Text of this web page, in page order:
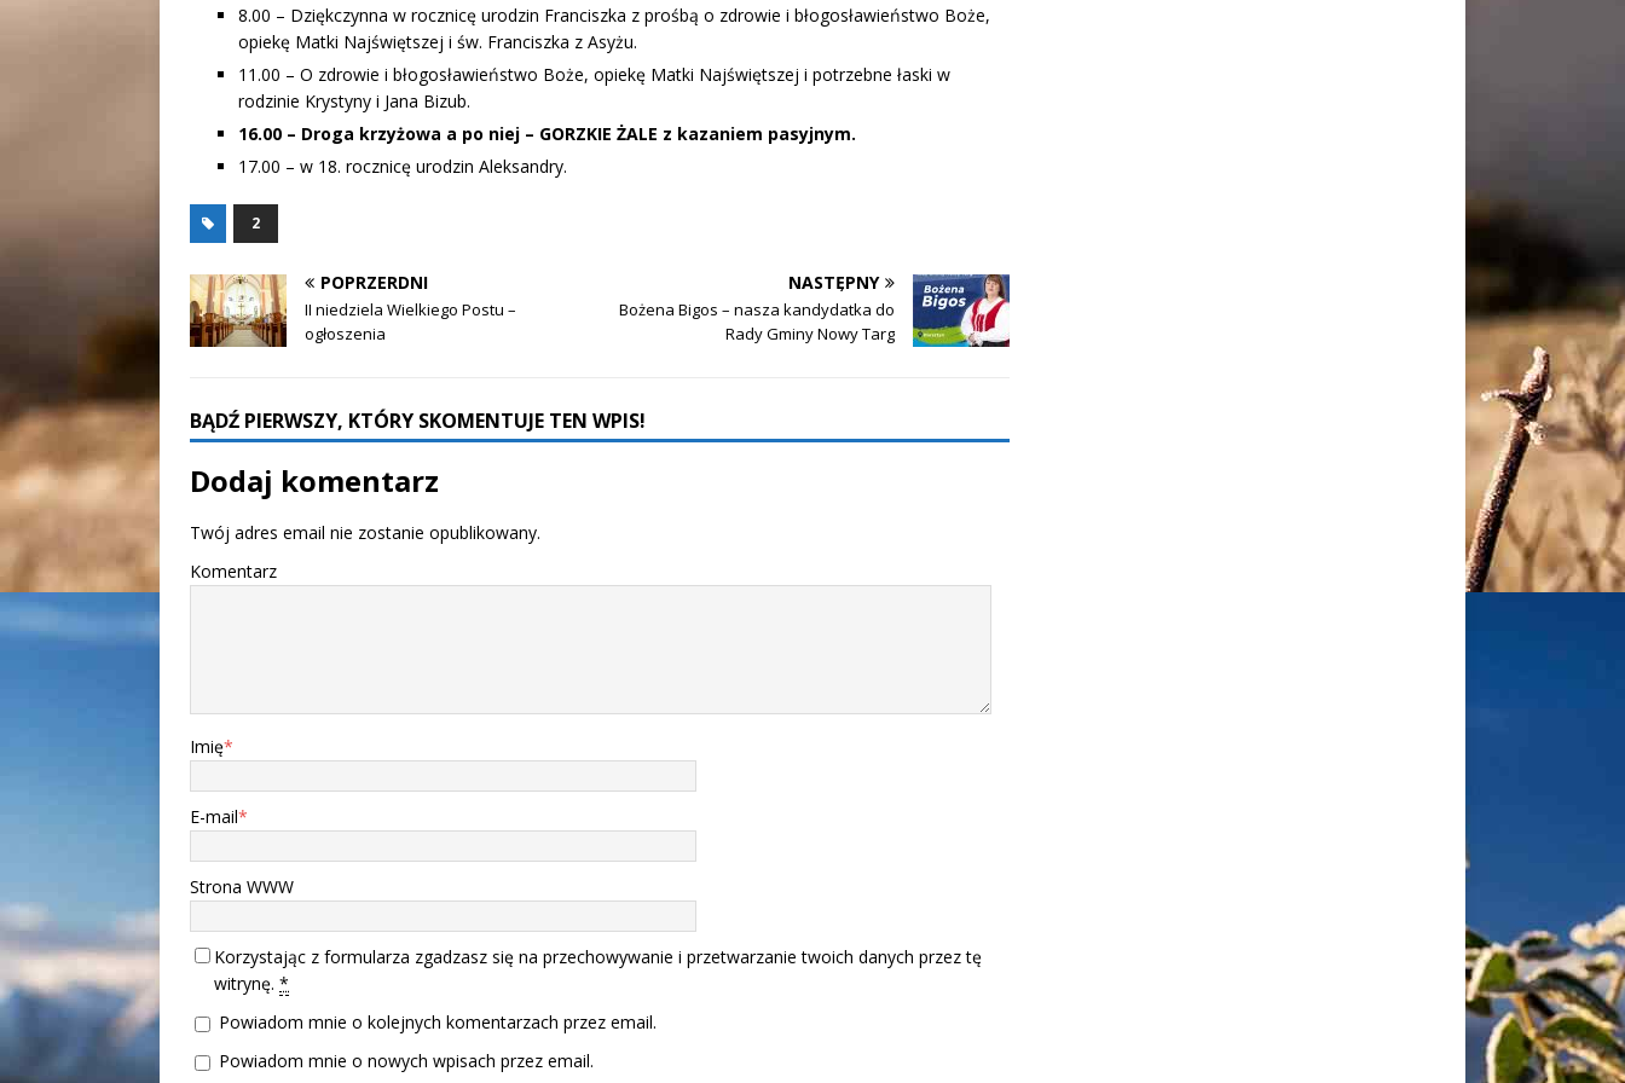
8.00 – Dziękczynna w rocznicę urodzin Franciszka z prośbą o zdrowie i błogosławieństwo Boże,
opiekę Matki Najświętszej i św. Franciszka z Asyżu.
11.00 – O zdrowie i błogosławieństwo Boże, opiekę Matki Najświętszej i potrzebne łaski w
rodzinie Krystyny i Jana Bizub.
16.00 – Droga krzyżowa a po niej – GORZKIE ŻALE z kazaniem pasyjnym.
17.00 – w 18. rocznicę urodzin Aleksandry.
2
POPRZERDNI
II niedziela Wielkiego Postu –
ogłoszenia
NASTĘPNY
Bożena Bigos – nasza kandydatka do
Rady Gminy Nowy Targ
BĄDŹ PIERWSZY, KTÓRY SKOMENTUJE TEN WPIS!
Dodaj komentarz
Twój adres email nie zostanie opublikowany.
Komentarz
Imię*
E-mail*
Strona WWW
Korzystając z formularza zgadzasz się na przechowywanie i przetwarzanie twoich danych przez tę
witrynę. *
Powiadom mnie o kolejnych komentarzach przez email.
Powiadom mnie o nowych wpisach przez email.